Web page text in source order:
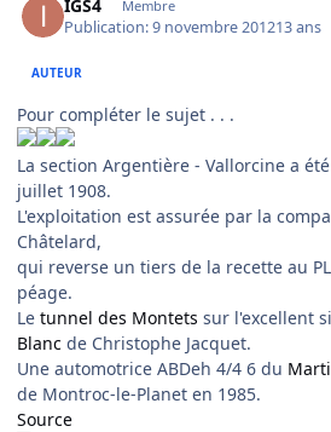
IGS4 Membre
Publication:9 novembre 201213 ans
AUTEUR
Pour compléter le sujet . . .
La section Argentière - Vallorcine a
juillet 1908.
L'exploitation est assurée par la
Châtelard,
qui reverse un tiers de la recette au
péage.
Le tunnel des Montets sur l'excellent
Blanc de Christophe Jacquet.
Une automotrice ABDeh 4/4 6 du
de Montroc-le-Planet en 1985.
Source